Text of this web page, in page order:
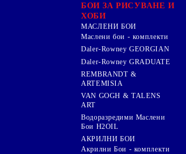
БОИ ЗА РИСУВАНЕ И
ХОБИ
МАСЛЕНИ БОИ
Маслени бои - комплекти
Daler-Rowney GEORGIAN
Daler-Rowney GRADUATE
REMBRANDT &
ARTEMISIA
VAN GOGH & TALENS
ART
Водоразредими Маслени
Бои H2OIL
АКРИЛНИ БОИ
Акрилни Бои - комплекти